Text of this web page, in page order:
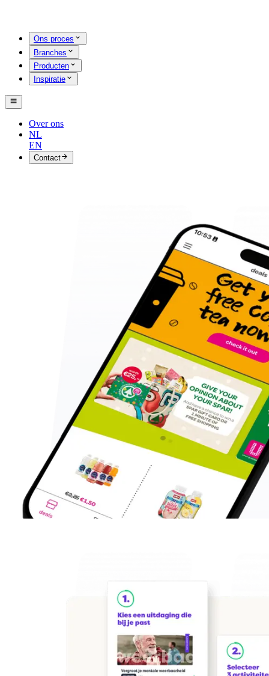
Ons proces
Branches
Producten
Inspiratie
Over ons
NL
EN
Contact